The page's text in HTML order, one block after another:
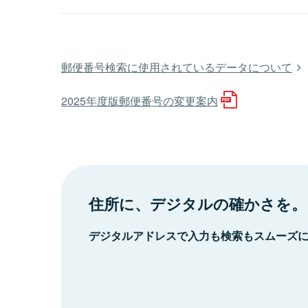
郵便番号検索に使用されているデータについて
2025年度版郵便番号の変更案内
住所に、デジタルの確かさを。
デジタルアドレスで入力も検索もスムーズ